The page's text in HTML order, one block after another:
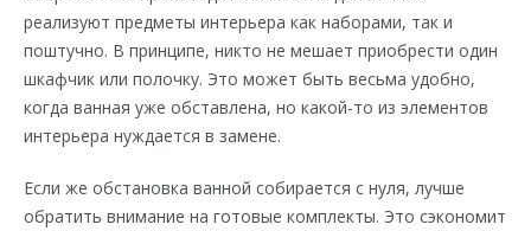
реализуют предметы интерьера как наборами, так и
поштучно. В принципе, никто не мешает приобрести один
шкафчик или полочку. Это может быть весьма удобно,
когда ванная уже обставлена, но какой-то из элементов
интерьера нуждается в замене.
Если же обстановка ванной собирается с нуля, лучше
обратить внимание на готовые комплекты. Это сэкономит